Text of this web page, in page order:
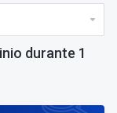
durante 1